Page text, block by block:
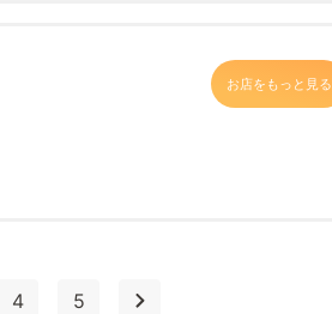
お店をもっと見る
4 5